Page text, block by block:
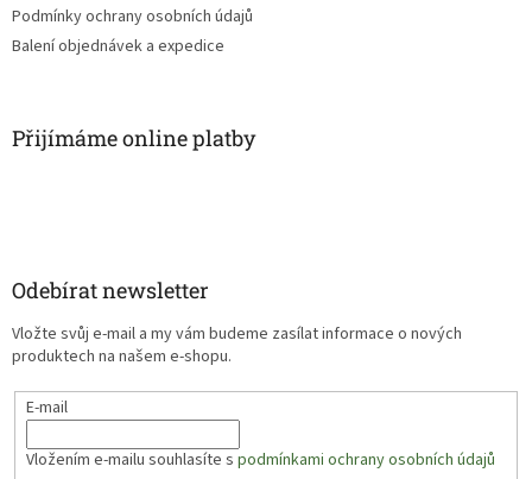
Podmínky ochrany osobních údajů
Balení objednávek a expedice
Přijímáme online platby
Odebírat newsletter
Vložte svůj e-mail a my vám budeme zasílat informace o nových
produktech na našem e-shopu.
E-mail
Vložením e-mailu souhlasíte s podmínkami ochrany osobních údajů